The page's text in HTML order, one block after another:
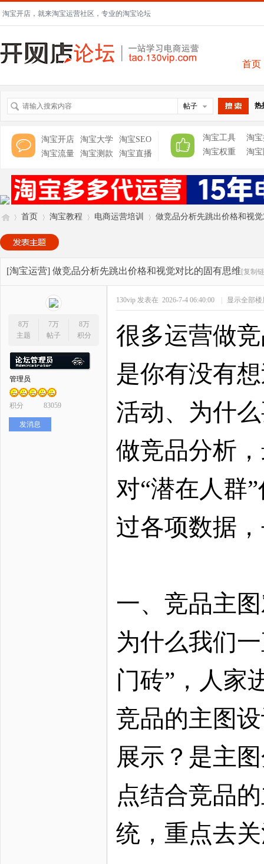
淘宝开店，就来淘宝运营社区，专业的淘宝论坛
首页
帖子 热
淘宝开店 淘宝大学
淘宝SEO
淘宝流量
淘宝测款 淘宝直播
淘宝工具
淘
淘宝权重
淘
开 »
首页
›
淘宝教程
›
电商运营培训
›
做竞品分析先跳出价格和视
[淘宝运营] 做竞品分析先跳出价格和视觉对比的固有思维[复制
8万
主题
7万
帖子
8万
积分
管理员
积分 83059
发消息
130vip 发表在 2026-7-4 06:40:00 | 显示全部楼
很多运营做
是你有没有
活动、为什
做竞品分析
对“潜在人群
过各项数据
一、竞品主
为什么我们
门砖”，人家
竞品的主图
展示？是主
点结合竞品
统，重点去